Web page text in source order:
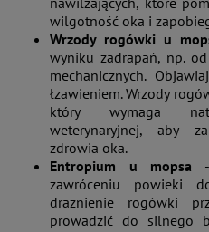
wilgotność oka i
Wrzody rogówki u
wyniku zadrapań, np.
mechanicznych.
łzawieniem. Wrzody
który wymaga
weterynaryjnej, aby
zdrowia oka.
Entropium u mopsa
zawróceniu powieki
drażnienie rogówki
prowadzić do silnego